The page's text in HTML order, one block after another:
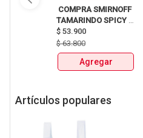
COMPRA SMIRNOFF
TAMARINDO SPICY
X750ml Y LLEVATE
DETODITO 165GR o
150GR
$ 53.900
$63.800
Agregar
Artículos populares